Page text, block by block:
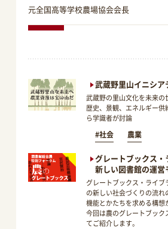
元全国高等学校農場協会会長
武蔵野里山イニシア
武蔵野の里山文化を未来
歴史、景観、エネルギー
ら学識者が討論
#社会 農業
グレートブックス
新しい図書館の運営
グレートブックス・ライ
の新しい社会づくりの流
機能とかたちを求める構想
今回は農のグレートブック
てご紹介します。